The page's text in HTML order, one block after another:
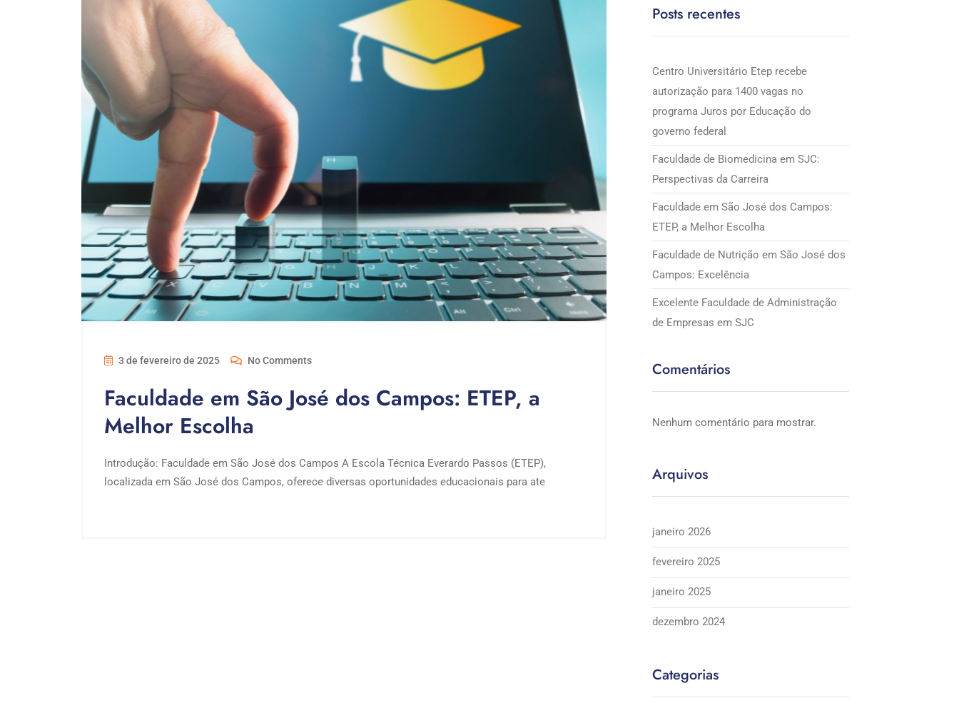
3 de fevereiro de 2025 No Comments
Faculdade em São José dos Campos: ETEP, a
Melhor Escolha
Introdução: Faculdade em São José dos Campos A Escola Técnica Everardo Passos (ETEP),
localizada em São José dos Campos, oferece diversas oportunidades educacionais para ate
Posts recentes
Centro Universitário Etep recebe
autorização para 1400 vagas no
programa Juros por Educação do
governo federal
Faculdade de Biomedicina em SJC:
Perspectivas da Carreira
Faculdade em São José dos Campos:
ETEP, a Melhor Escolha
Faculdade de Nutrição em São José dos
Campos: Excelência
Excelente Faculdade de Administração
de Empresas em SJC
Comentários
Nenhum comentário para mostrar.
Arquivos
janeiro 2026
fevereiro 2025
janeiro 2025
dezembro 2024
Categorias